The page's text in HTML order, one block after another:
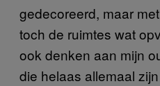
gedecoreerd, maar
toch de ruimtes wat
ook denken aan mijn
die helaas allemaal